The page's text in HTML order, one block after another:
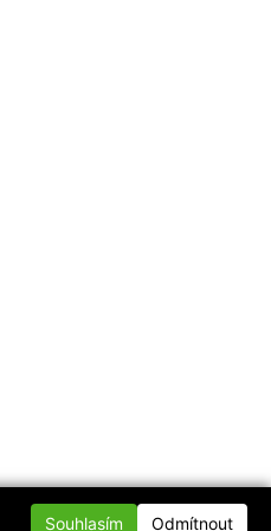
Souhlasím Odmítnout